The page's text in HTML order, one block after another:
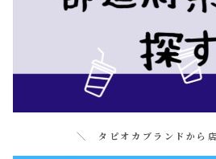
＼ タピオカブランドから